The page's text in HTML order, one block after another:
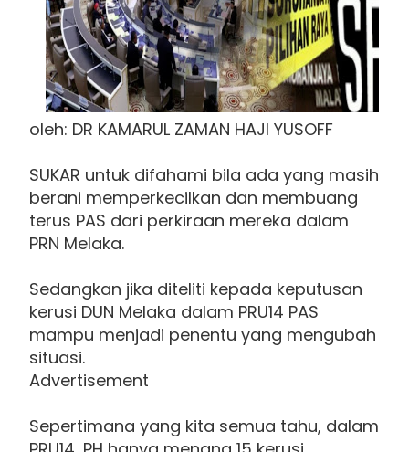
oleh: DR KAMARUL ZAMAN HAJI YUSOFF
SUKAR untuk difahami bila ada yang masih
berani memperkecilkan dan membuang
terus PAS dari perkiraan mereka dalam
PRN Melaka.
Sedangkan jika diteliti kepada keputusan
kerusi DUN Melaka dalam PRU14 PAS
mampu menjadi penentu yang mengubah
situasi.
Advertisement
Sepertimana yang kita semua tahu, dalam